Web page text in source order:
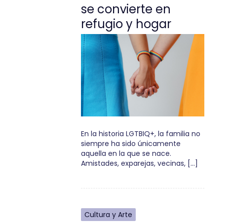
se convierte en
refugio y hogar
En la historia LGTBIQ+, la familia no
siempre ha sido únicamente
aquella en la que se nace.
Amistades, exparejas, vecinas, […]
Cultura y Arte